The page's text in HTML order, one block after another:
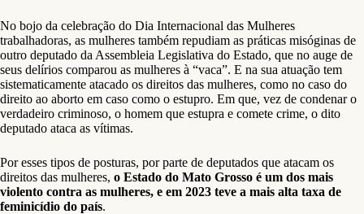
No bojo da celebração do Dia Internacional das Mulheres
trabalhadoras, as mulheres também repudiam as práticas misóginas de
outro deputado da Assembleia Legislativa do Estado, que no auge de
seus delírios comparou as mulheres à “vaca”. E na sua atuação tem
sistematicamente atacado os direitos das mulheres, como no caso do
direito ao aborto em caso como o estupro. Em que, vez de condenar o
verdadeiro criminoso, o homem que estupra e comete crime, o dito
deputado ataca as vítimas.
Por esses tipos de posturas, por parte de deputados que atacam os
direitos das mulheres, o Estado do Mato Grosso é um dos mais
violento contra as mulheres, e em 2023 teve a mais alta taxa de
feminicídio do país.